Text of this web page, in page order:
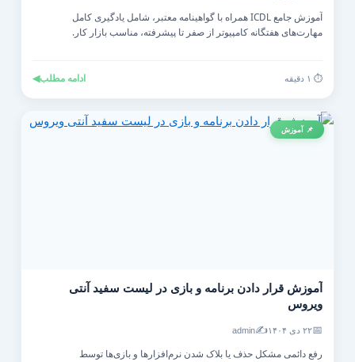
آموزش جامع ICDL همراه با گواهینامه معتبر، شامل یادگیری کامل
مهارت‌های هفتگانه کامپیوتر از صفر تا پیشرفته، مناسب بازار کار.
ادامه مطلب◀
📌 آموزش
آموزش قرار دادن برنامه و بازی در لیست سفید آنتی‌
ویروس
۲۲ دی ۱۴۰۴ ✍️
admin
رفع دائمی مشکل حذف یا بلاک شدن نرم‌افزارها و بازی‌ها توسط